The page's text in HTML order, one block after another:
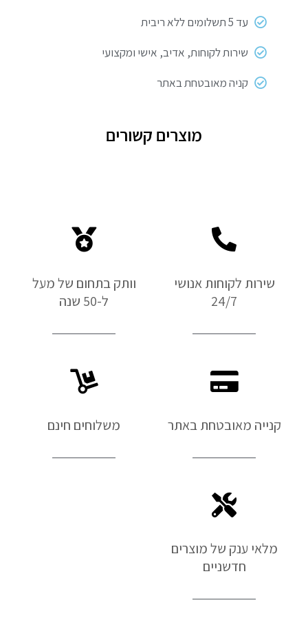
עד 5 תשלומים ללא ריבית
שירות לקוחות, אדיב, אישי ומקצועי
קניה מאובטחת באתר
מוצרים קשורים
שירות לקוחות אנושי
24/7
וותק בתחום של מעל
ל-50 שנה
קנייה מאובטחת באתר משלוחים חינם
מלאי ענק של מוצרים
חדשניים